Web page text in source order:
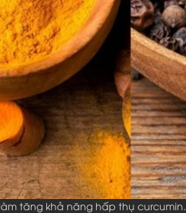
tăng khả năng hấp thụ curcumin.